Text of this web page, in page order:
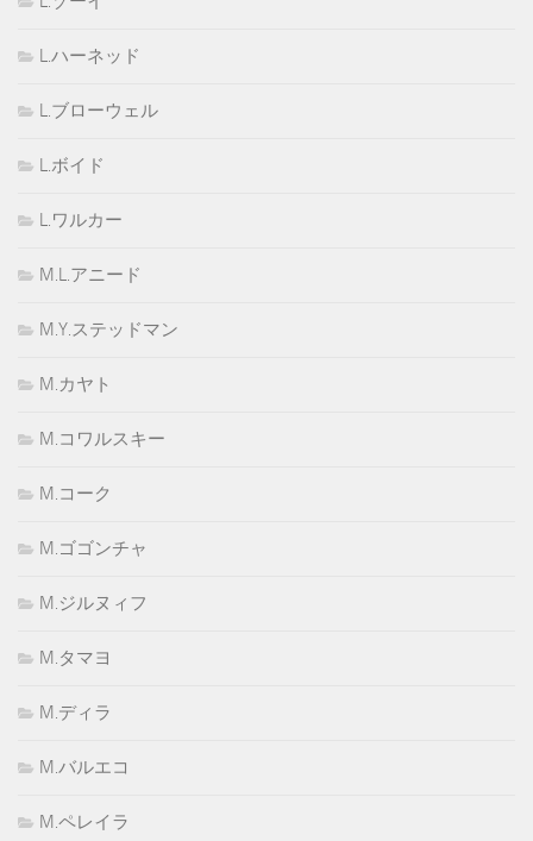
L.ハーネッド
L.ブローウェル
L.ボイド
L.ワルカー
M.L.アニード
M.Y.ステッドマン
M.カヤト
M.コワルスキー
M.コーク
M.ゴゴンチャ
M.ジルヌィフ
M.タマヨ
M.ディラ
M.バルエコ
M.ペレイラ